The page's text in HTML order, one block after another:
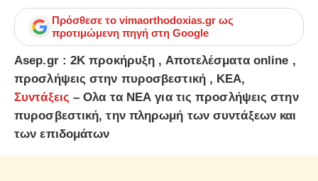
Πρόσθεσε το vimaorthodoxias.gr ως
προτιμώμενη πηγή στη Google
Asep.gr : 2Κ προκήρυξη , Αποτελέσματα online ,
προσλήψεις στην πυροσβεστική , ΚΕΑ,
Συντάξεις – Ολα τα ΝΕΑ για τις προσλήψεις στην
πυροσβεστική, την πληρωμή των συντάξεων και
των επιδομάτων